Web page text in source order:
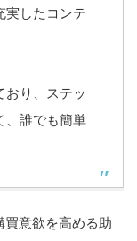
実したコンテ
おり、ステッ
、誰でも簡単
買意欲を高める助